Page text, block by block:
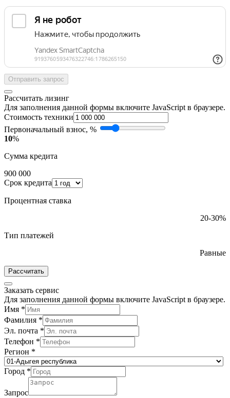
Отправить запрос
Рассчитать лизинг
Для заполнения данной формы включите JavaScript в браузере.
Стоимость техники
Первоначальный взнос, %
10%
Сумма кредита
900 000
Срок кредита
Процентная ставка
20-30%
Тип платежей
Равные
Рассчитать
Заказать сервис
Для заполнения данной формы включите JavaScript в браузере.
Имя *
Фамилия *
Эл. почта *
Телефон *
Регион *
Город *
Запрос